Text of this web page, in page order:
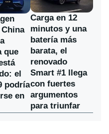
que
el
podría
en
Carga en 12
minutos y una
batería más
barata, el
renovado
Smart #1 llega
con fuertes
argumentos
para triunfar